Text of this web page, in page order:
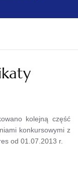
kolejną część
konkursowymi z
od 01.07.2013 r.